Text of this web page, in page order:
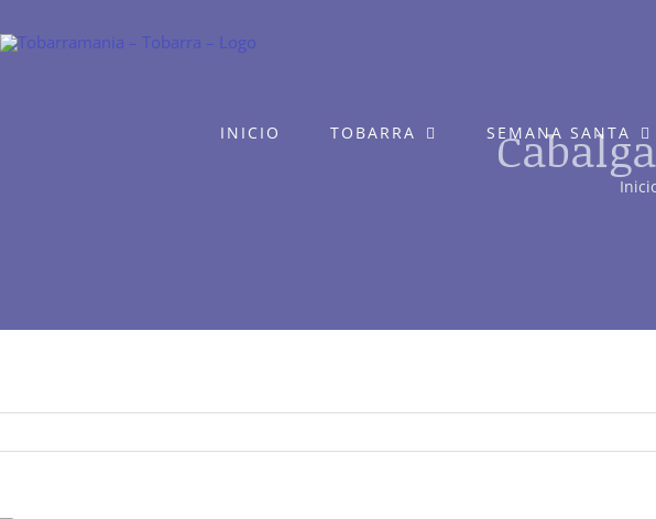
al
INICIO TOBARRA SEMANA SANTA